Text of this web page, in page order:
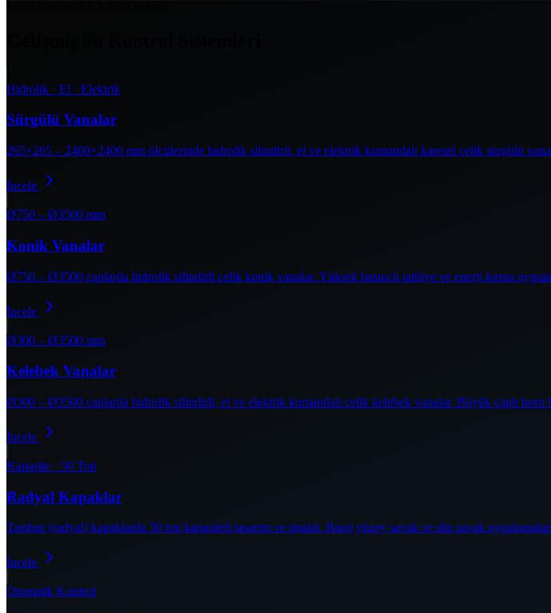
Hidrolik · El · Elektrik
Sürgülü Vanalar
265×265 – 2400×2400 mm ölçülerinde hidrolik silindirli, el ve elektrik kumandalı karesel çelik sürgülü
İncele
Ø750 – Ø3500 mm
Konik Vanalar
Ø750 – Ø3500 çaplarda hidrolik silindirli çelik konik vanalar. Yüksek basınçlı tahliye ve enerji kırma
İncele
Ø300 – Ø3500 mm
Kelebek Vanalar
Ø300 – Ø3500 çaplarda hidrolik silindirli, el ve elektrik kumandalı çelik kelebek vanalar. Büyük çaplı boru
İncele
Kapasite · 50 Ton
Radyal Kapaklar
Tambur (radyal) kapaklarda 50 ton kapasiteli tasarım ve imalat. Baraj yüzey savak ve dip savak
İncele
Otomatik Kontrol